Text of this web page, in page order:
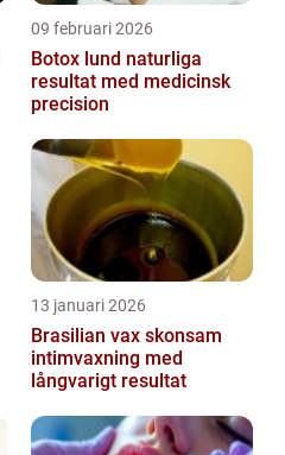
09 februari 2026
Botox lund naturliga
resultat med medicinsk
precision
13 januari 2026
Brasilian vax skonsam
intimvaxning med
långvarigt resultat